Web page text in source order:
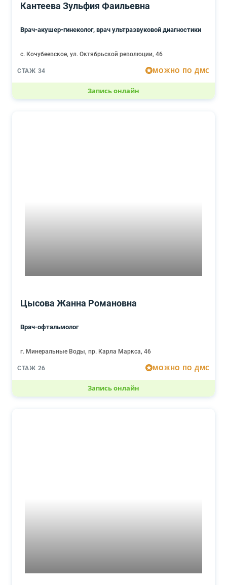
Кантеева Зульфия Фаильевна
Врач-акушер-гинеколог, врач ультразвуковой диагностики
с. Кочубеевское, ул. Октябрьской революции, 46
СТАЖ 34 МОЖНО ПО ДМС
Запись онлайн
Цысова Жанна Романовна
Врач-офтальмолог
г. Минеральные Воды, пр. Карла Маркса, 46
СТАЖ 26 МОЖНО ПО ДМС
Запись онлайн